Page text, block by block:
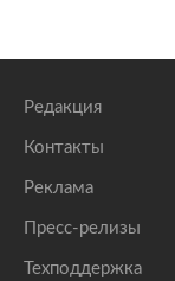
Редакция
Контакты
Реклама
Пресс-релизы
Техподдержка